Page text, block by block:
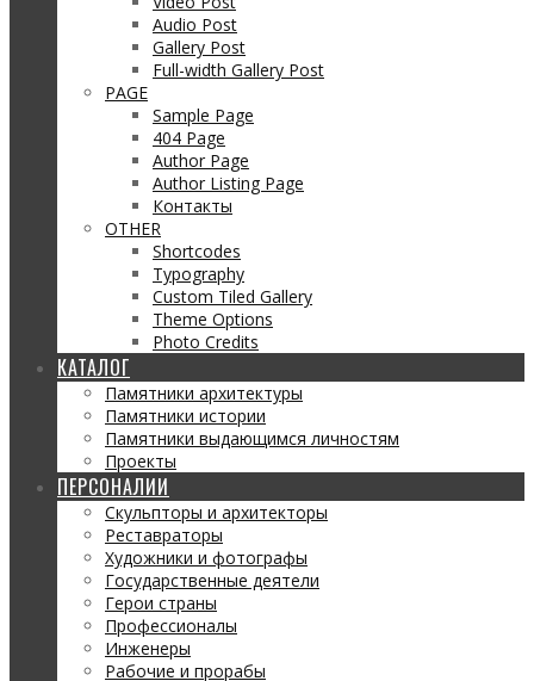
Audio Post
Gallery Post
Full-width Gallery Post
PAGE
Sample Page
404 Page
Author Page
Author Listing Page
Контакты
OTHER
Shortcodes
Typography
Custom Tiled Gallery
Theme Options
Photo Credits
КАТАЛОГ
Памятники архитектуры
Памятники истории
Памятники выдающимся личностям
Проекты
ПЕРСОНАЛИИ
Скульпторы и архитекторы
Реставраторы
Художники и фотографы
Государственные деятели
Герои страны
Профессионалы
Инженеры
Рабочие и прорабы